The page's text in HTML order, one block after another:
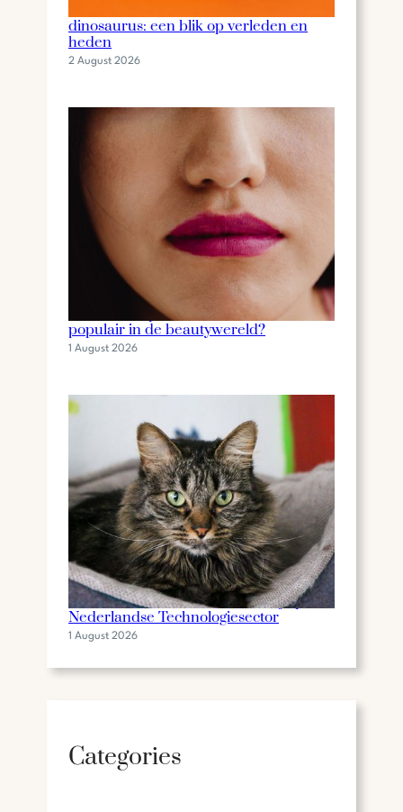
dinosaurus: een blik op verleden en
heden
2 August 2026
Wat is een lip stain en waarom is het
populair in de beautywereld?
1 August 2026
De Invloed van Gilbert Mackaaij op de
Nederlandse Technologiesector
1 August 2026
Categories